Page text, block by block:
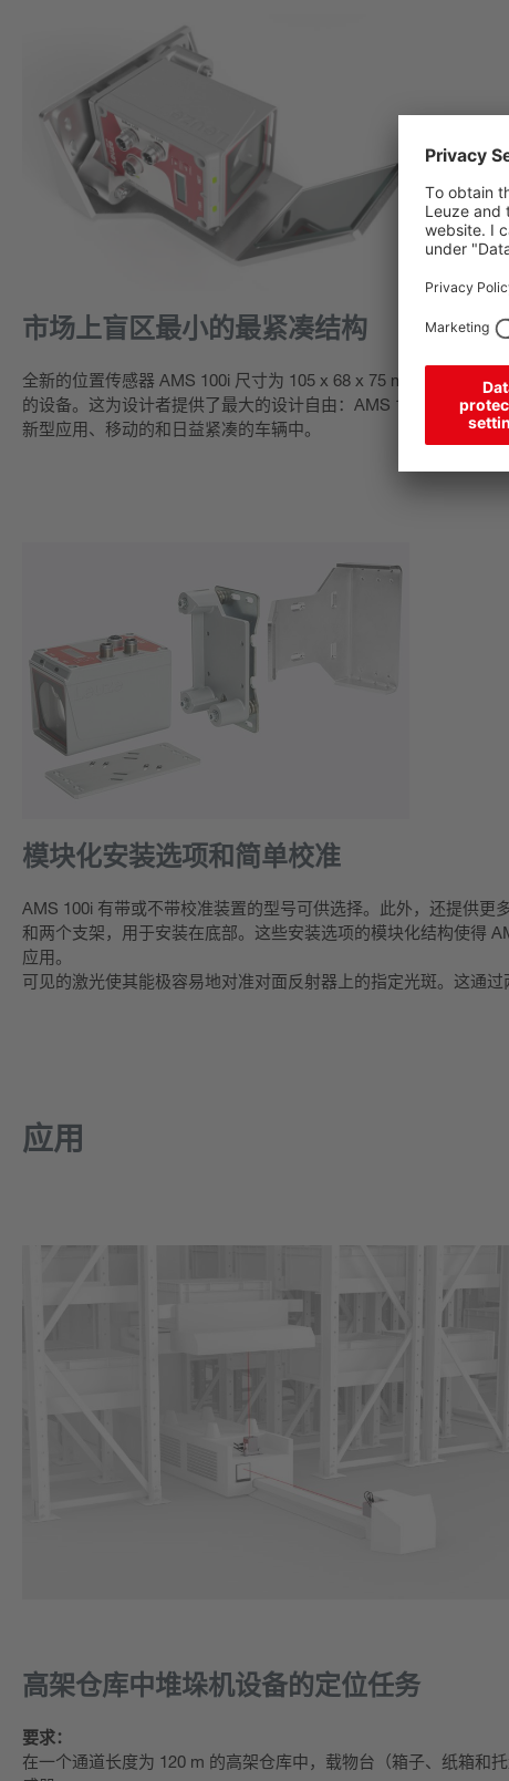
市场上盲区最小的最紧凑结构
全新的位置传感器 AMS 100i 尺寸为 105 x 68 x 75 mm，盲区范围
的设备。这为设计者提供了最大的设计自由：AMS 100i 可以毫无
新型应用、移动的和日益紧凑的车辆中。
模块化安装选项和简单校准
AMS 100i 有带或不带校准装置的型号可供选择。此外，还提供更
和两个支架，用于安装在底部。这些安装选项的模块化结构使得
应用。
可见的激光使其能极容易地对准对面反射器上的指定光斑。这通过
应用
高架仓库中堆垛机设备的定位任务
要求：
在一个通道长度为 120 m 的高架仓库中，载物台（箱子、纸箱和